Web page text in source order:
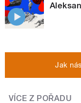
Jak
VÍCE Z POŘADU